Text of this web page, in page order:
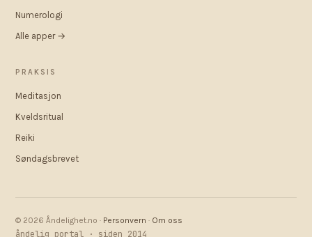
Numerologi
Alle apper →
PRAKSIS
Meditasjon
Kveldsritual
Reiki
Søndagsbrevet
© 2026 Åndelighet.no · Personvern · Om oss
åndelig portal · siden 2014